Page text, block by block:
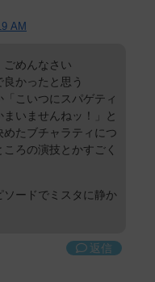
AM
ごめんなさい
かったと思う
「こいつにスパゲティ
いませんねッ！」と
たブチャラティにつ
ろの演技とかすごく
ードでミスタに静か
返信